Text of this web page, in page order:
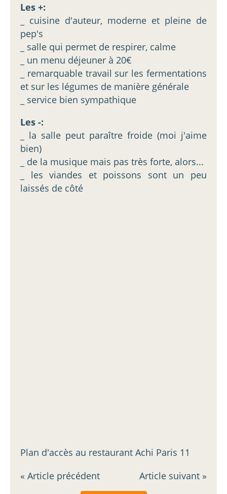
Les +:
_ cuisine d'auteur, moderne et pleine de
pep's
_ salle qui permet de respirer, calme
_ un menu déjeuner à 20€
_ remarquable travail sur les fermentations
et sur les légumes de manière générale
_ service bien sympathique
Les -:
_ la salle peut paraître froide (moi j'aime
bien)
_ de la musique mais pas très forte, alors...
_ les viandes et poissons sont un peu
laissés de côté
Plan d'accès au restaurant Achi Paris 11
« Article précédent
Article suivant »